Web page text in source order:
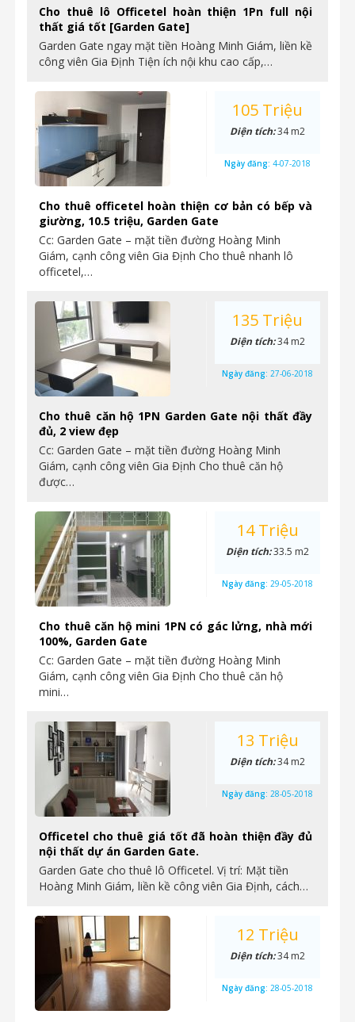
Cho thuê lô Officetel hoàn thiện 1Pn full nội
thất giá tốt [Garden Gate]
Garden Gate ngay mặt tiền Hoàng Minh Giám, liền kề
công viên Gia Định Tiện ích nội khu cao cấp,…
Cho thuê officetel hoàn thiện cơ bản có bếp và
giường, 10.5 triệu, Garden Gate
Cc: Garden Gate – mặt tiền đường Hoàng Minh
Giám, cạnh công viên Gia Định Cho thuê nhanh lô
officetel,…
105 Triệu
Diện tích:34 m2
Ngày đăng: 4-07-2018
Cho thuê căn hộ 1PN Garden Gate nội thất đầy
đủ, 2 view đẹp
Cc: Garden Gate – mặt tiền đường Hoàng Minh
Giám, cạnh công viên Gia Định Cho thuê căn hộ
được…
135 Triệu
Diện tích:34 m2
Ngày đăng: 27-06-2018
Cho thuê căn hộ mini 1PN có gác lửng, nhà mới
100%, Garden Gate
Cc: Garden Gate – mặt tiền đường Hoàng Minh
Giám, cạnh công viên Gia Định Cho thuê căn hộ
mini…
14 Triệu
Diện tích:33.5 m2
Ngày đăng: 29-05-2018
Officetel cho thuê giá tốt đã hoàn thiện đầy đủ
nội thất dự án Garden Gate.
Garden Gate cho thuê lô Officetel. Vị trí: Mặt tiền
Hoàng Minh Giám, liền kề công viên Gia Định, cách…
13 Triệu
Diện tích:34 m2
Ngày đăng: 28-05-2018
12 Triệu
Diện tích:34 m2
Ngày đăng: 28-05-2018